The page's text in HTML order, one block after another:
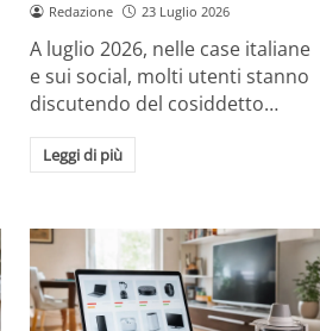
Redazione 23 Luglio 2026
A luglio 2026, nelle case italiane
e sui social, molti utenti stanno
discutendo del cosiddetto…
Leggi di più